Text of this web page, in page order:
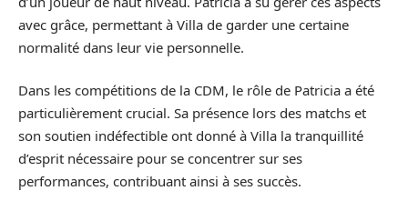
avec grâce, permettant à Villa de garder une certaine
normalité dans leur vie personnelle.
Dans les compétitions de la CDM, le rôle de Patricia a été
particulièrement crucial. Sa présence lors des matchs et
son soutien indéfectible ont donné à Villa la tranquillité
d’esprit nécessaire pour se concentrer sur ses
performances, contribuant ainsi à ses succès.